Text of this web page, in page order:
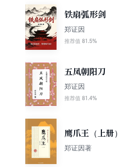
铁扇弧形剑
郑证因
推荐值 81.5%
五凤朝阳刀
郑证因
推荐值 81.4%
鹰爪王（上册）
郑证因著